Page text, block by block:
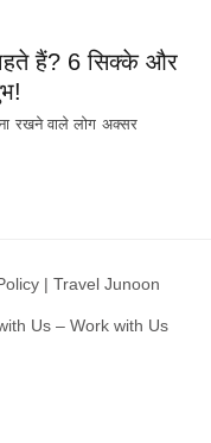
हैं? 6 सिक्के और
रखने वाले लोग अक्सर
| Travel Junoon
Us – Work with Us